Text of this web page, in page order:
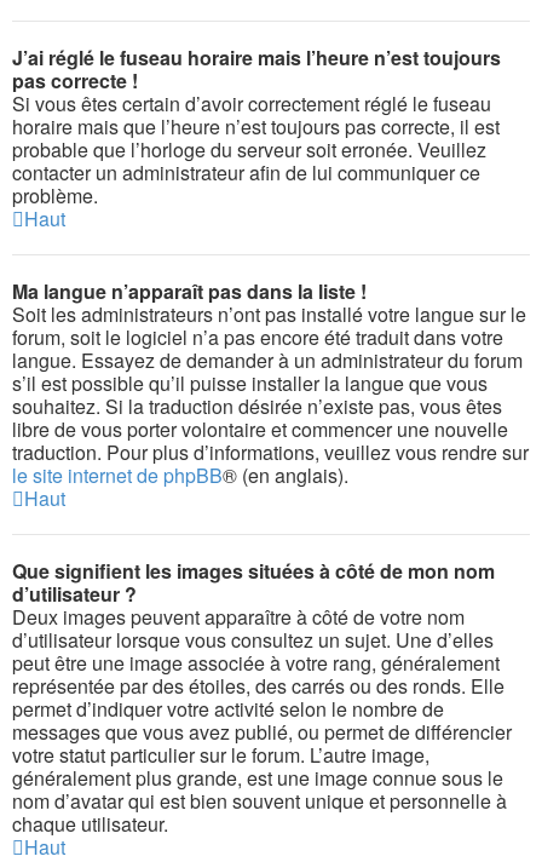
J’ai réglé le fuseau horaire mais l’heure n’est toujours
pas correcte !
Si vous êtes certain d’avoir correctement réglé le fuseau
horaire mais que l’heure n’est toujours pas correcte, il est
probable que l’horloge du serveur soit erronée. Veuillez
contacter un administrateur afin de lui communiquer ce
problème.
Haut
Ma langue n’apparaît pas dans la liste !
Soit les administrateurs n’ont pas installé votre langue sur le
forum, soit le logiciel n’a pas encore été traduit dans votre
langue. Essayez de demander à un administrateur du forum
s’il est possible qu’il puisse installer la langue que vous
souhaitez. Si la traduction désirée n’existe pas, vous êtes
libre de vous porter volontaire et commencer une nouvelle
traduction. Pour plus d’informations, veuillez vous rendre sur
le site internet de phpBB® (en anglais).
Haut
Que signifient les images situées à côté de mon nom
d’utilisateur ?
Deux images peuvent apparaître à côté de votre nom
d’utilisateur lorsque vous consultez un sujet. Une d’elles
peut être une image associée à votre rang, généralement
représentée par des étoiles, des carrés ou des ronds. Elle
permet d’indiquer votre activité selon le nombre de
messages que vous avez publié, ou permet de différencier
votre statut particulier sur le forum. L’autre image,
généralement plus grande, est une image connue sous le
nom d’avatar qui est bien souvent unique et personnelle à
chaque utilisateur.
Haut